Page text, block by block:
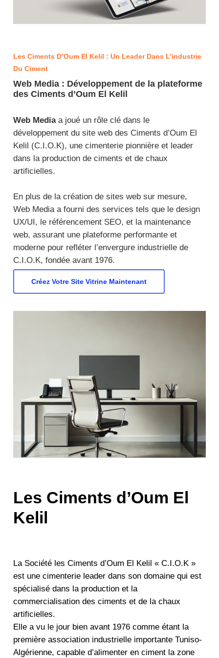
Les Ciments D’Oum El Kelil : Un Leader Dans L’industrie
Du Ciment
Web Media : Développement de la plateforme
des Ciments d’Oum El Kelil
Web Mediaa joué un rôle clé dans le
développement du site web des Ciments d’Oum El
Kelil (C.I.O.K), une cimenterie pionnière et leader
dans la production de ciments et de chaux
artificielles.
En plus de la création de sites web sur mesure,
Web Media a fourni des services tels que le design
UX/UI, le référencement SEO, et la maintenance
web, assurant une plateforme performante et
moderne pour refléter l’envergure industrielle de
C.I.O.K, fondée avant 1976.
Créez Votre Site Vitrine Maintenant
Les Ciments d’Oum El
Kelil
La Société les Ciments d’Oum El Kelil « C.I.O.K »
est une cimenterie leader dans son domaine qui est
spécialisé dans la production et la
commercialisation des ciments et de la chaux
artificielles.
Elle a vu le jour bien avant 1976 comme étant la
première association industrielle importante Tuniso-
Algérienne, capable d’alimenter en ciment la zone